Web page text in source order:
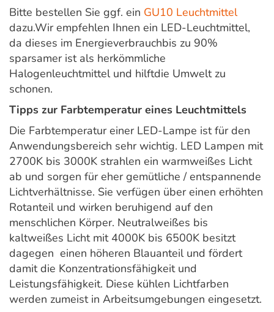
Bitte bestellen Sie ggf. ein GU10 Leuchtmittel
dazu.Wir empfehlen Ihnen ein LED-Leuchtmittel,
da dieses im Energieverbrauchbis zu 90%
sparsamer ist als herkömmliche
Halogenleuchtmittel und hilftdie Umwelt zu
schonen.
Tipps zur Farbtemperatur eines Leuchtmittels
Die Farbtemperatur einer LED-Lampe ist für den
Anwendungsbereich sehr wichtig. LED Lampen mit
2700K bis 3000K strahlen ein warmweißes Licht
ab und sorgen für eher gemütliche / entspannende
Lichtverhältnisse. Sie verfügen über einen erhöhten
Rotanteil und wirken beruhigend auf den
menschlichen Körper. Neutralweißes bis
kaltweißes Licht mit 4000K bis 6500K besitzt
dagegen einen höheren Blauanteil und fördert
damit die Konzentrationsfähigkeit und
Leistungsfähigkeit. Diese kühlen Lichtfarben
werden zumeist in Arbeitsumgebungen eingesetzt.